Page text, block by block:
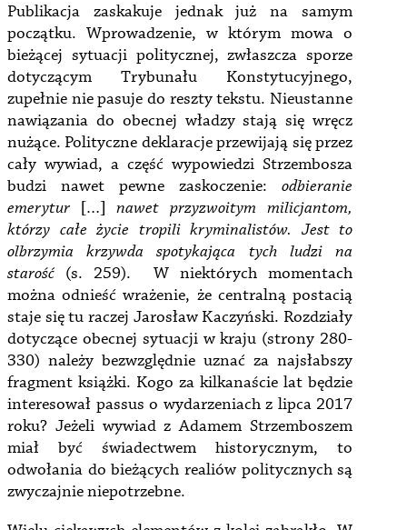
Publikacja zaskakuje jednak już na samym
początku. Wprowadzenie, w którym mowa o
bieżącej sytuacji politycznej, zwłaszcza sporze
dotyczącym Trybunału Konstytucyjnego,
zupełnie nie pasuje do reszty tekstu. Nieustanne
nawiązania do obecnej władzy stają się wręcz
nużące. Polityczne deklaracje przewijają się przez
cały wywiad, a część wypowiedzi Strzembosza
budzi nawet pewne zaskoczenie:odbieranie
emerytur […] nawet przyzwoitym milicjantom,
którzy całe życie tropili kryminalistów. Jest to
olbrzymia krzywda spotykająca tych ludzi na
starość (s. 259). W niektórych momentach
można odnieść wrażenie, że centralną postacią
staje się tu raczej Jarosław Kaczyński. Rozdziały
dotyczące obecnej sytuacji w kraju (strony 280-
330) należy bezwzględnie uznać za najsłabszy
fragment książki. Kogo za kilkanaście lat będzie
interesował passus o wydarzeniach z lipca 2017
roku? Jeżeli wywiad z Adamem Strzemboszem
miał być świadectwem historycznym, to
odwołania do bieżących realiów politycznych są
zwyczajnie niepotrzebne.